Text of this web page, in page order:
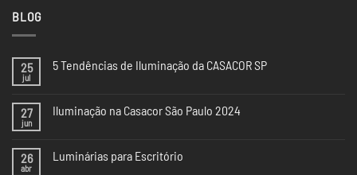
BLOG
25
jul
5 Tendências de Iluminação da CASACOR SP
da
CASACOR
27
jun
Iluminação na Casacor São Paulo 2024
Iluminação
26
abr
Luminárias para Escritório